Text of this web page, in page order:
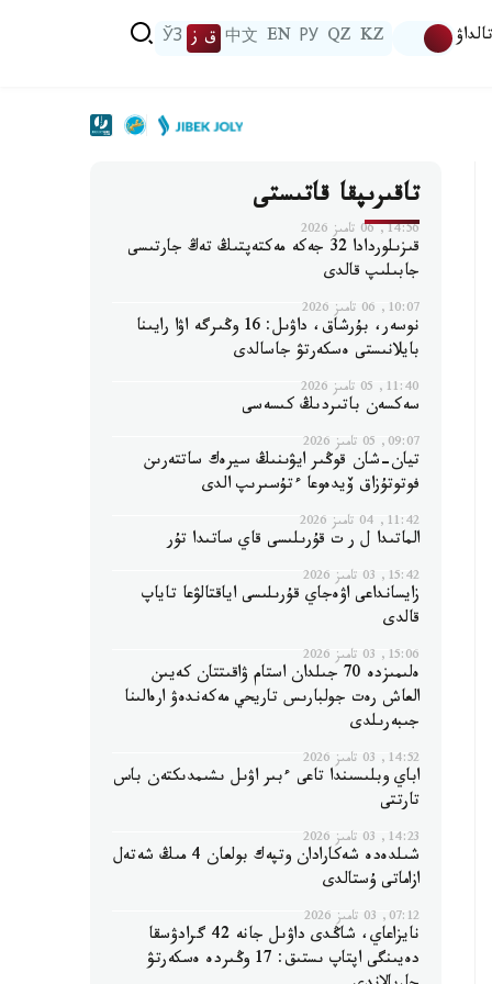
تالداۋ KZ
QZ
РУ
EN
中文 ق ز ЎЗ
تاقىرىپقا قاتىستى
14:56, 06 تامىز 2026
قىزىلوردادا 32 جەكە مەكتەپتىڭ تەڭ جارتىسى
جابىلىپ قالدى
10:07, 06 تامىز 2026
نوسەر، بۇرشاق، داۋىل: 16 وڭىرگە اۋا رايىنا
بايلانىستى ەسكەرتۋ جاسالدى
11:40, 05 تامىز 2026
سەكسەن باتىردىڭ كىسەسى
09:07, 05 تامىز 2026
تيان-شان قوڭىر ايۋىنىڭ سيرەك ساتتەرىن
فوتوتۇزاق ۆيدەوعا ءتۇسىرىپ الدى
11:42, 04 تامىز 2026
الماتىدا ل ر ت قۇرىلىسى قاي ساتىدا تۇر
15:42, 03 تامىز 2026
زايسانداعى اۋەجاي قۇرىلىسى اياقتالۋعا تاياپ
قالدى
15:06, 03 تامىز 2026
ەلىمىزدە 70 جىلدان استام ۋاقىتتان كەيىن
العاش رەت جولبارىس تاريحي مەكەندەۋ ارەالىنا
جىبەرىلدى
14:52, 03 تامىز 2026
اباي وبلىسىندا تاعى ءبىر اۋىل ىشىمدىكتەن باس
تارتتى
14:23, 03 تامىز 2026
شىلدەدە شەكارادان وتپەك بولعان 4 مىڭ شەتەل
ازاماتى ۇستالدى
07:12, 03 تامىز 2026
نايزاعاي، شاڭدى داۋىل جانە 42 گرادۋسقا
دەيىنگى اپتاپ ىستىق: 17 وڭىردە ەسكەرتۋ